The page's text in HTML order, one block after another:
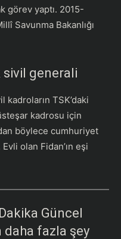
görev yaptı. 2015-
Savunma Bakanlığı
generali
kadroların TSK’daki
kadrosu için
böylece cumhuriyet
olan Fidan’ın eşi
Güncel
fazla şey